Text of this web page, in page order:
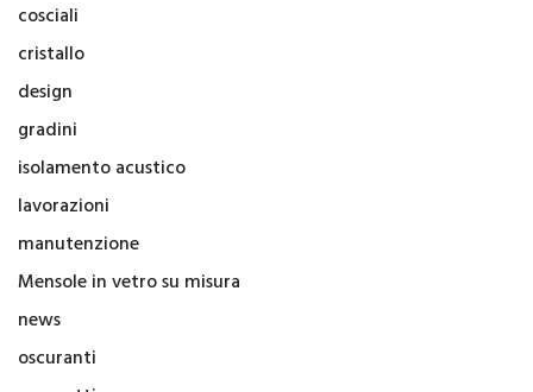
cosciali
cristallo
design
gradini
isolamento acustico
lavorazioni
manutenzione
Mensole in vetro su misura
news
oscuranti